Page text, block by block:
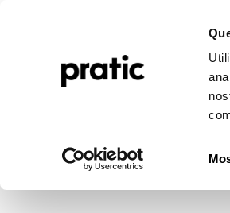
Kontaktieren Sie unseren Vertreter